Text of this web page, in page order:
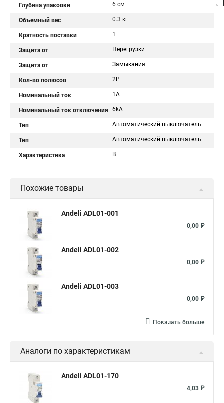
Глубина упаковки 6 см
Объемный вес 0.3 кг
Кратность поставки 1
Защита от Перегрузки
Защита от Замыкания
Кол-во полюсов 2P
Номинальный ток 1A
Номинальный ток отключения 6kA
Тип Автоматический выключатель
Тип Автоматический выключатель
Характеристика B
Похожие товары
Andeli ADL01-001
0,00 ₽
Andeli ADL01-002
0,00 ₽
Andeli ADL01-003
0,00 ₽
Показать больше
Аналоги по характеристикам
Andeli ADL01-170
4,03 ₽